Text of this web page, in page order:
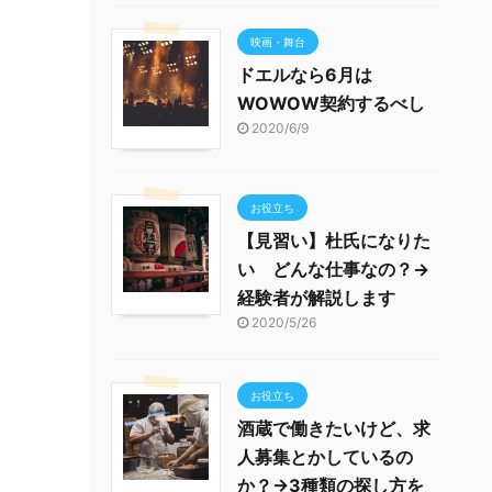
映画・舞台
ドエルなら6月は
WOWOW契約するべし
2020/6/9
お役立ち
【見習い】杜氏になりた
い どんな仕事なの？→
経験者が解説します
2020/5/26
お役立ち
酒蔵で働きたいけど、求
人募集とかしているの
か？→3種類の探し方を